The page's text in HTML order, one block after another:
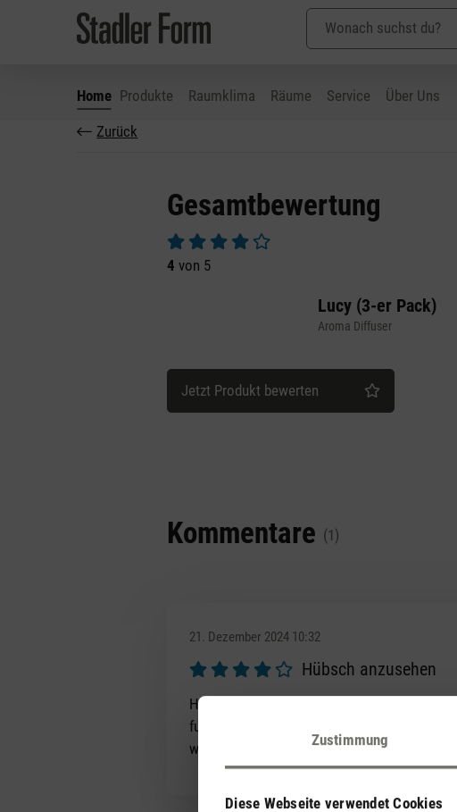
Zustimmung
Diese Webseite verwendet Cookies
Hauptinhalt springen
Zur Suche springen
Zur Hauptnavigation springen
Home Produkte Raumklima Räume Service
Über Uns
Zurück
Gesamtbewertung
Durchschnittliche Bewertung von 4 von 5
4 von 5
Lucy (3-er Pack)
Aroma Diffuser
Jetzt Produkt bewerten
Kommentare (1)
21. Dezember 2024 10:32
Bewertung mit 4 von 5 Sternen
Hübsch anzusehen
Habe mir dieses 3-teilige Diffuserset
funktionieren mit Akku auch tiptop. Der
wirklich auflädt. Alle 3 haben einen